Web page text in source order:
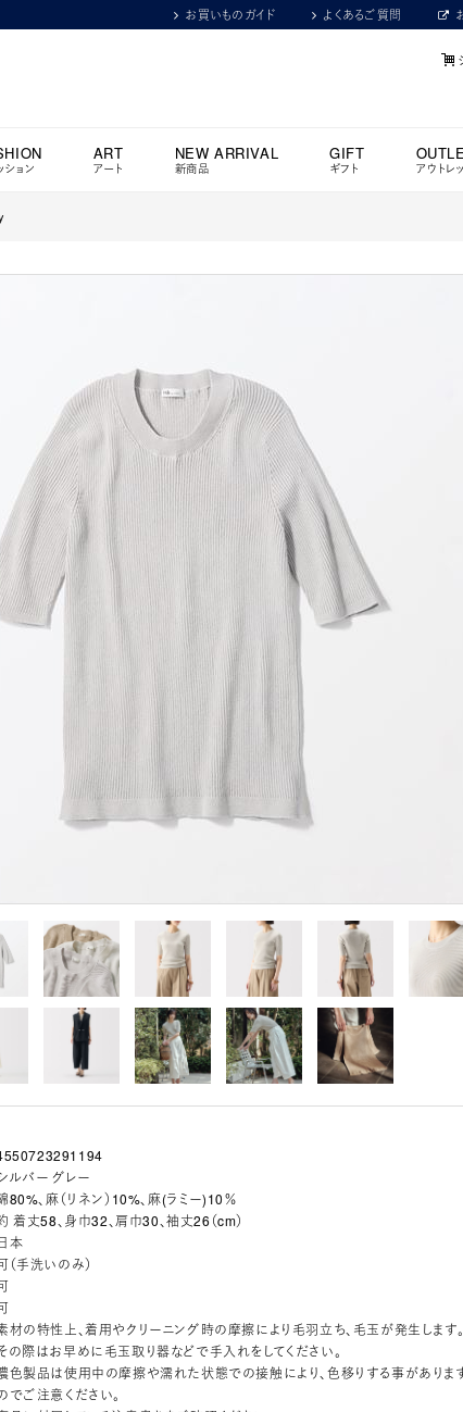
お買いものガイド よくあるご質問
ション
ART
アート
NEW ARRIVAL
新商品
GIFT
ギフト アウトレ
ルバー グレー
80%、麻（リネン）10%、麻(ラミー)10％
着丈58、身巾32、肩巾30、袖丈26（cm）
本
（手洗いのみ）
材の特性上、着用やクリーニング時の摩擦により毛羽立ち、毛玉が発生します
の際はお早めに毛玉取り器などで手入れをしてください。
色製品は使用中の摩擦や濡れた状態での接触により、色移りする事がありま
でご注意ください。